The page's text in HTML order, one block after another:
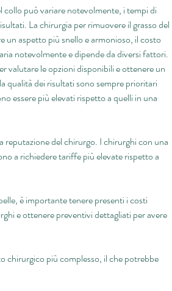
collo può variare notevolmente, i tempi di
La chirurgia per rimuovere il grasso del
un aspetto più snello e armonioso, il costo
notevolmente e dipende da diversi fattori.
valutare le opzioni disponibili e ottenere un
qualità dei risultati sono sempre prioritari
essere più elevati rispetto a quelli in una
reputazione del chirurgo. I chirurghi con una
a richiedere tariffe più elevate rispetto a
è importante tenere presenti i costi
e ottenere preventivi dettagliati per avere
chirurgico più complesso, il che potrebbe